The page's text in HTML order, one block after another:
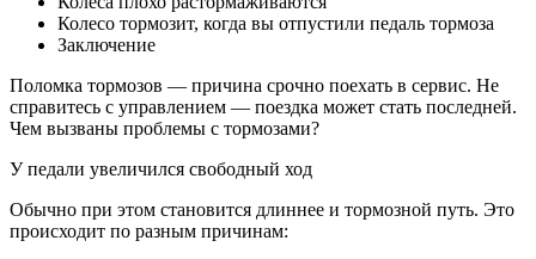
Колесо тормозит, когда вы отпустили педаль тормоза
Заключение
Поломка тормозов — причина срочно поехать в сервис. Не
справитесь с управлением — поездка может стать последней.
Чем вызваны проблемы с тормозами?
У педали увеличился свободный ход
Обычно при этом становится длиннее и тормозной путь. Это
происходит по разным причинам: